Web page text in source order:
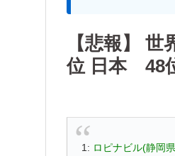
【悲報】
位 日本 48
1: ロピナビル(静岡